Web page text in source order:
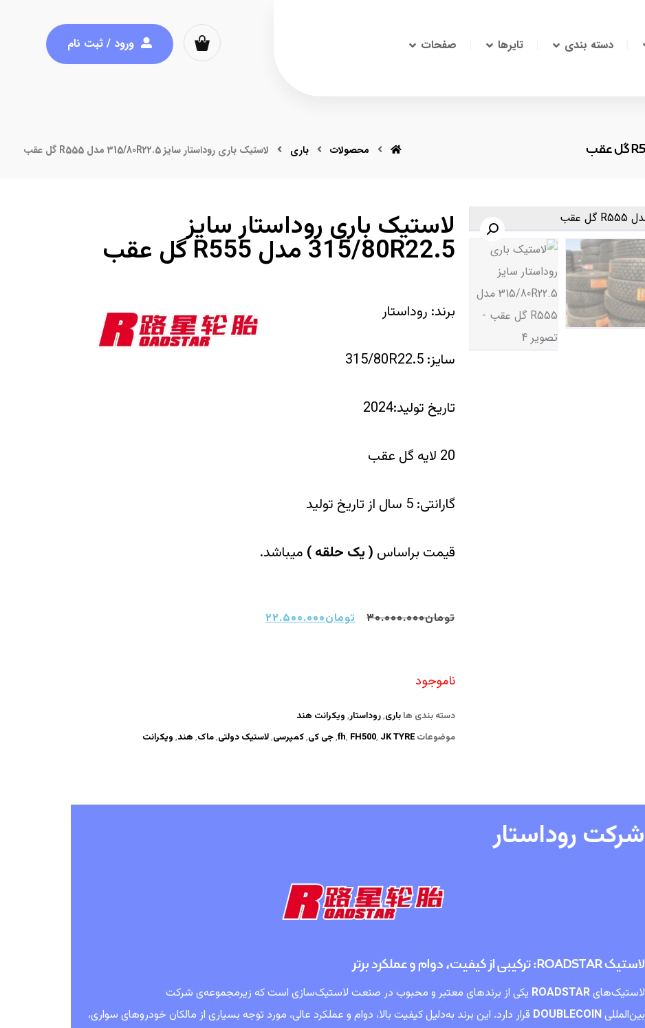
دسته بندی تایرها صفحات ورود / ثبت نام
محصولات باری لاستیک باری روداستار سایز 315/80R22.5 مدل R555 گل عقب
لاستیک باری روداستار سایز
315/80R22.5 مدل R555 گل عقب
برند: روداستار
سایز: 315/80R22.5
تاریخ تولید:2024
20 لایه گل عقب
گارانتی: 5 سال از تاریخ تولید
قیمت براساس (یک حلقه) میباشد.
تومان۳۰.۰۰۰.۰۰۰ تومان۲۲.۵۰۰.۰۰۰
ناموجود
دسته بندی ها باری,روداستار, ویکرانت هند
موضوعات
fh, FH500, JK TYRE
,جی کی,کمپرسی,لاستیک دولتی,ماک, هند, ویکرانت
شرکت روداستار
لاستیک ROADSTAR: ترکیبی از کیفیت، دوام و عملکرد برتر
لاستیک‌هایROADSTAR یکی از برندهای معتبر و محبوب در صنعت لاستیک‌سازی است که زیرمجموعه‌ی شرکت
بین‌المللیDOUBLECOIN قرار دارد. این برند به‌دلیل کیفیت بالا، دوام و عملکرد عالی، مورد توجه بسیاری از مالکان خودروهای سواری،